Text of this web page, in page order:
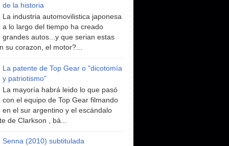
de la historia
La industria automovilistica japonesa
a lo largo del tiempo ha creado
grandes autos...y que serian estas
su corazon, el motor?...
La patente de Top Gear o "dicotomía
y patriotismo"
La mayoría habrá leido lo que pasó
con el equipo de Top Gear filmando
en el sur argentino y el escándalo
de Clarkson , bá...
Senna (2010) subtitulada